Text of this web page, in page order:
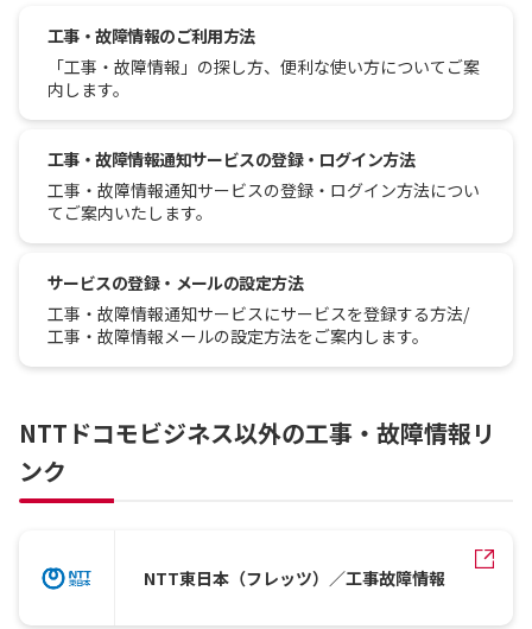
工事・故障情報のご利用方法
「工事・故障情報」の探し方、便利な使い方についてご案
内します。
工事・故障情報通知サービスの登録・ログイン方法
工事・故障情報通知サービスの登録・ログイン方法につい
てご案内いたします。
サービスの登録・メールの設定方法
工事・故障情報通知サービスにサービスを登録する方法/
工事・故障情報メールの設定方法をご案内します。
NTTドコモビジネス以外の工事・故障情報リ
ンク
NTT東日本（フレッツ）／工事故障情報